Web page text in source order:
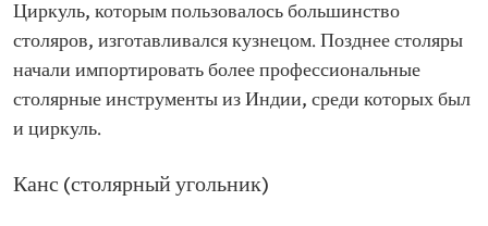
Циркуль, которым пользовалось большинство
столяров, изготавливался кузнецом. Позднее столяры
начали импортировать более профессиональные
столярные инструменты из Индии, среди которых был
и циркуль.
Канс (столярный угольник)